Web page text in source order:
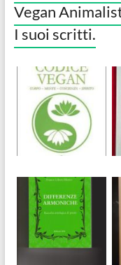
Vegan
I suoi scritti.